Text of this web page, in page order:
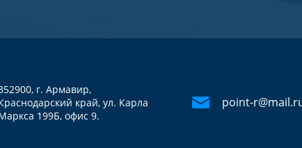
г. Армавир,
край, ул. Карла
199Б, офис 9.
point-